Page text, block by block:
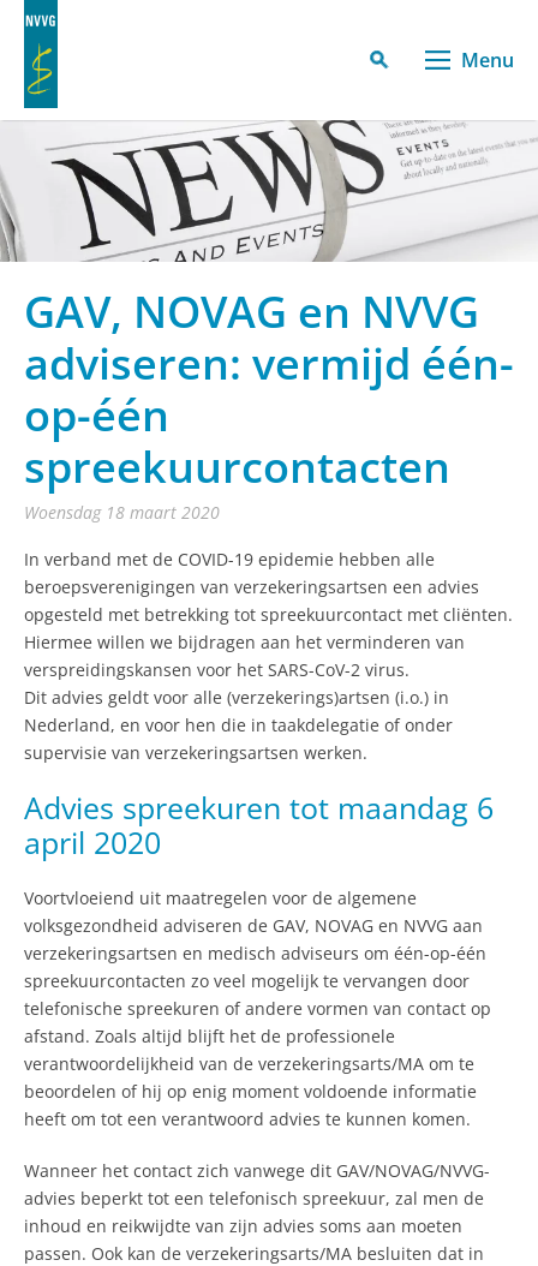
Menu
GAV, NOVAG en NVVG
adviseren: vermijd één-
op-één
spreekuurcontacten
woensdag 18 maart 2020
In verband met de COVID-19 epidemie hebben alle
beroepsverenigingen van verzekeringsartsen een advies
opgesteld met betrekking tot spreekuurcontact met cliënten.
Hiermee willen we bijdragen aan het verminderen van
verspreidingskansen voor het SARS-CoV-2 virus.
Dit advies geldt voor alle (verzekerings)artsen (i.o.) in
Nederland, en voor hen die in taakdelegatie of onder
supervisie van verzekeringsartsen werken.
Advies spreekuren tot maandag 6
april 2020
Voortvloeiend uit maatregelen voor de algemene
volksgezondheid adviseren de GAV, NOVAG en NVVG aan
verzekeringsartsen en medisch adviseurs om één-op-één
spreekuurcontacten zo veel mogelijk te vervangen door
telefonische spreekuren of andere vormen van contact op
afstand. Zoals altijd blijft het de professionele
verantwoordelijkheid van de verzekeringsarts/MA om te
beoordelen of hij op enig moment voldoende informatie
heeft om tot een verantwoord advies te kunnen komen.
Wanneer het contact zich vanwege dit GAV/NOVAG/NVVG-
advies beperkt tot een telefonisch spreekuur, zal men de
inhoud en reikwijdte van zijn advies soms aan moeten
passen. Ook kan de verzekeringsarts/MA besluiten dat in